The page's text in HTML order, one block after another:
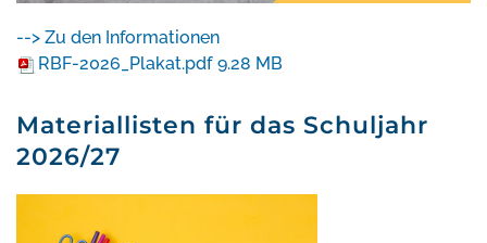
--> Zu den Informationen
RBF-2026_Plakat.pdf 9.28 MB
Materiallisten für das Schuljahr
2026/27